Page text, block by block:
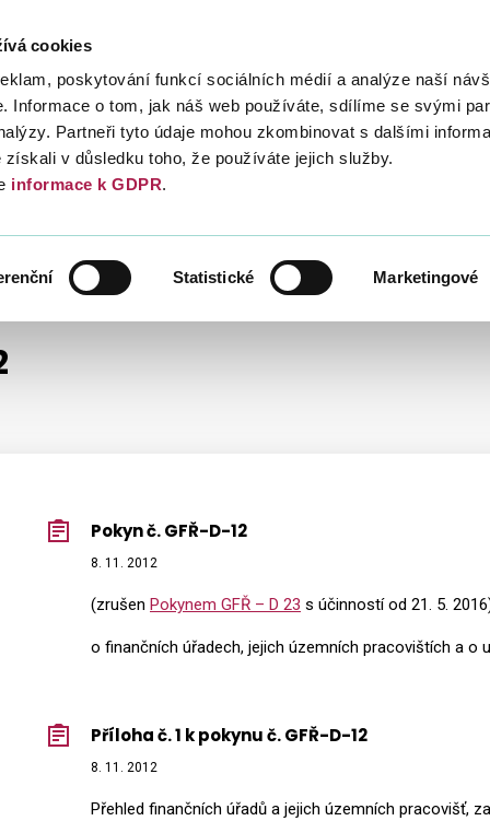
cookies
poskytování funkcí sociálních médií a analýze naší
Informace o tom, jak náš web používáte, sdílíme se svými
Partneři tyto údaje mohou zkombinovat s dalšími
v důsledku toho, že používáte jejich služby.
informace k GDPR.
Statistické Marketingové
Daně Mezinárodní spolupráce
Pokyn č. GFŘ-D-12
8. 11. 2012
(zrušen Pokynem GFŘ – D 23 s účinností od 21. 5.
o finančních úřadech, jejich územních pracovištích a o
Příloha č. 1 k pokynu č. GFŘ-D-12
8. 11. 2012
Přehled finančních úřadů a jejich územních pracovišť,